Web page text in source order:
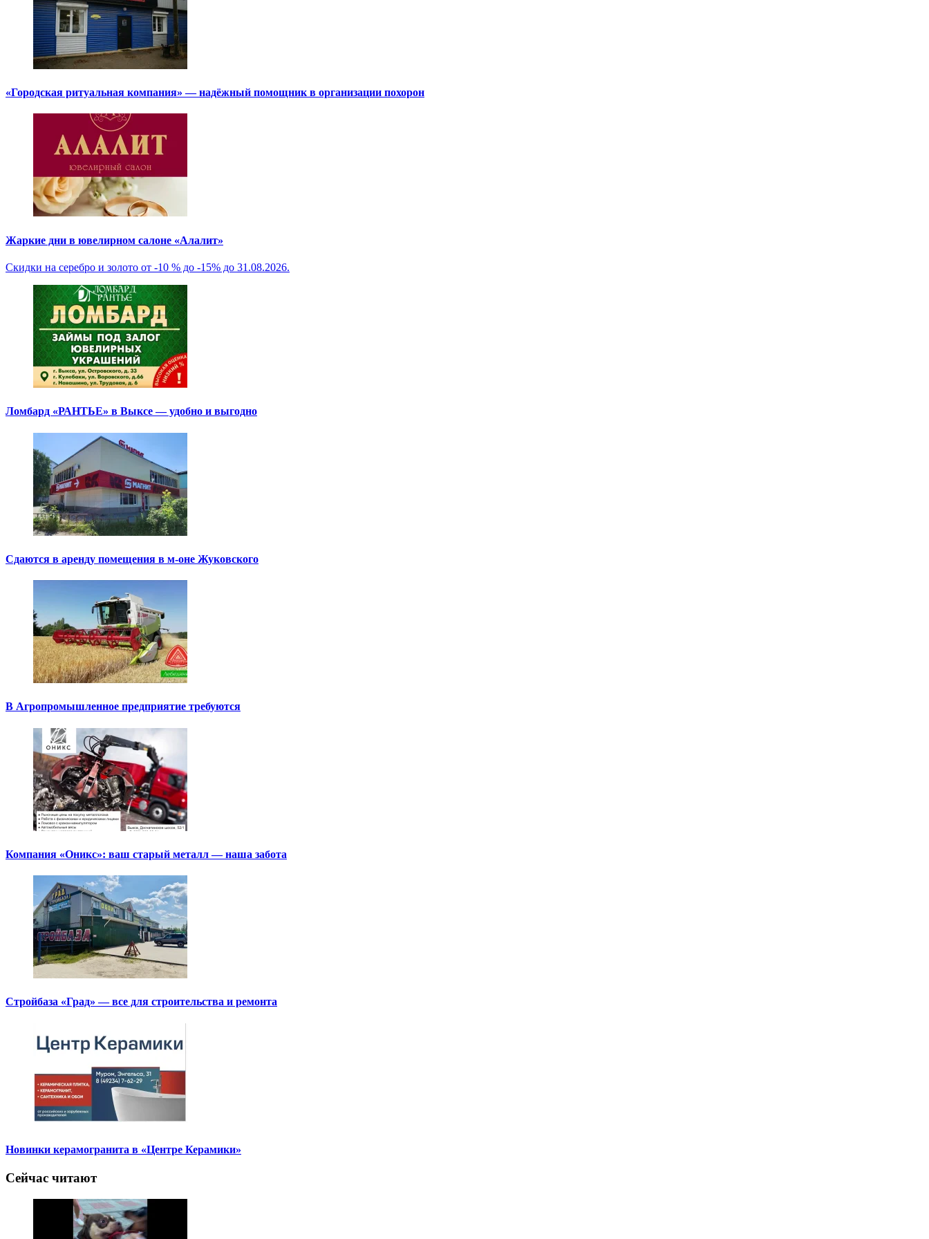
«Городская ритуальная компания» — надёжный помощник в организации похорон
Жаркие дни в ювелирном салоне «Алалит»
Скидки на серебро и золото от -10 % до -15% до 31.08.2026.
Ломбард «РАНТЬЕ» в Выксе — удобно и выгодно
Сдаются в аренду помещения в м-оне Жуковского
В Агропромышленное предприятие требуются
Компания «Оникс»: ваш старый металл — наша забота
Стройбаза «Град» — все для строительства и ремонта
Новинки керамогранита в «Центре Керамики»
Сейчас читают